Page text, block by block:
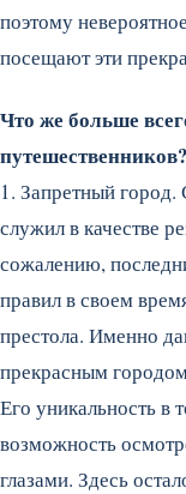
поэтому
посещают эти
Что же больше
путешественников?
1. Запретный
служил в качестве
сожалению,
правил в своем
престола. Именно
прекрасным
Его уникальность в
возможность
глазами. Здесь